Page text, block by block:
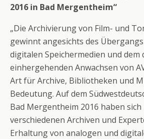
2016 in Bad Mergentheim“
„Die Archivierung von Film- und
gewinnt angesichts des
digitalen Speichermedien und dem
einhergehenden Anwachsen von
Art für Archive, Bibliotheken und
Bedeutung. Auf dem
Bad Mergentheim 2016 haben
verschiedenen Archiven und
Erhaltung von analogen und